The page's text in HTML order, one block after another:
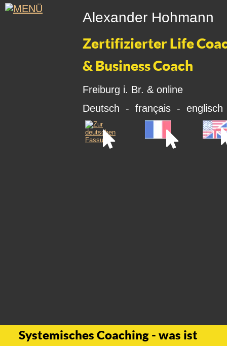
Alexander Hohmann
Zertifizierter Life
& Business Coach
Freiburg i. Br. & online
Deutsch  -  français  -  englisch
Systemisches Coaching - was ist